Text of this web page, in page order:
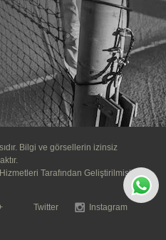
Bilgi ve görsellerin izinsiz
Tarafından Geliştirilmiştir.
Twitter Instagram